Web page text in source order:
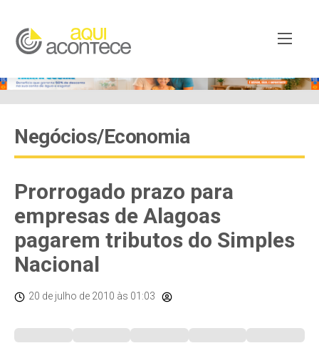
Negócios/Economia
Prorrogado prazo para
empresas de Alagoas
pagarem tributos do Simples
Nacional
20 de julho de 2010 às 01:03